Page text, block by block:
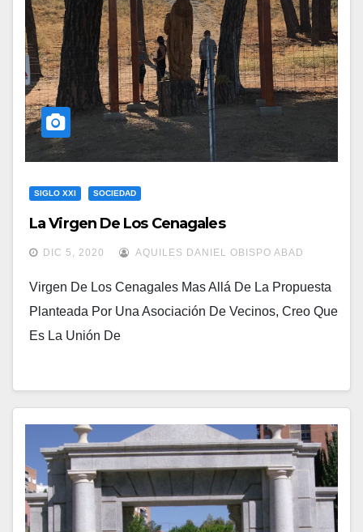
SIGLO XXI SOCIEDAD
La Virgen De Los Cenagales
DIC 5, 2020 AQUILES DANIEL OBISPO ABAD
Virgen De Los Cenagales Mas Allá De La Propuesta
Planteada Por Una Asociación De Vecinos, Creo Que
Es La Unión De